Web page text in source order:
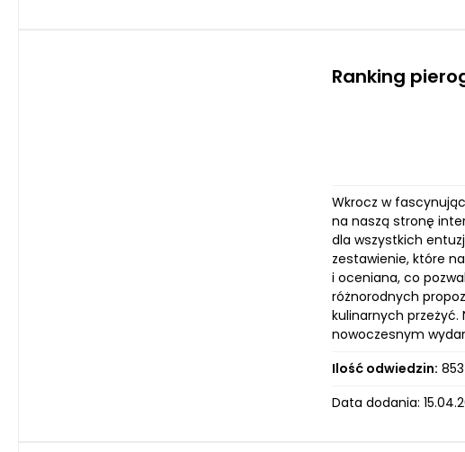
Ranking
Wkrocz w
na naszą stronę
dla wszystkich
zestawienie, które
i oceniana, co
różnorodnych
kulinarnych
nowoczesnym
Ilość odwiedzin: 853
Data dodania: